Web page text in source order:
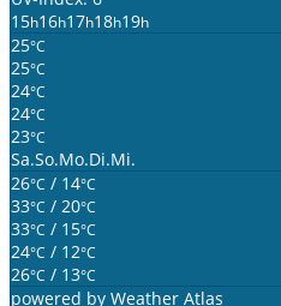
15h16h17h18h19h
25°C
25°C
24°C
24°C
23°C
Sa.So.Mo.Di.Mi.
26°C / 14°C
33°C / 20°C
33°C / 15°C
24°C / 12°C
26°C / 13°C
powered by Weather Atlas